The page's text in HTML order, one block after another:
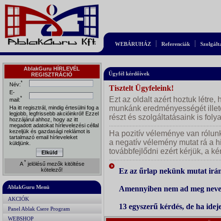
WEBÁRUHÁZ Referenciák
AblakGuru HÍRLEVÉL
REGISZTRÁCIÓ
Név:*
E-
mail:*
Ha itt regisztrál, mindig értesülni fog a
legjobb, legfrissebb akcióinkról! Ezzel
hozzájárul ahhoz, hogy az itt
megadott adatokat hírlevelezési céllal
kezeljük és gazdasági reklámot is
tartalmazó email hírleveleket
küldjünk.
Elküld
A * jelölésű mezők kitöltése
kötelező!
AblakGuru Menü
AKCIÓK
Panel Ablak Csere Program
WEBSHOP
Ügyfél kérdőívek
Tisztelt Ügyfeleink!
Ezt az oldalt azért hoztuk
munkánk eredményességét
részt és szolgáltatásaink is
Ha pozitív véleménye van
a negatív vélemény mutat rá a
továbbfejlődni ezért kérjük, a
Ez az űrlap nekünk mutat
Amennyiben nem ad meg
13 egyszerű kérdés, de ha